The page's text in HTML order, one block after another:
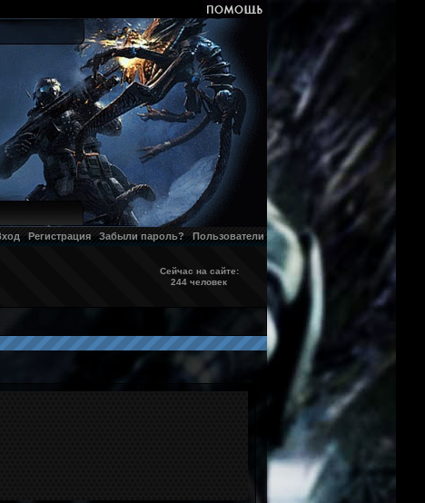
Регистрация Забыли пароль? Пользователи
Сейчас на сайте:
244 человек